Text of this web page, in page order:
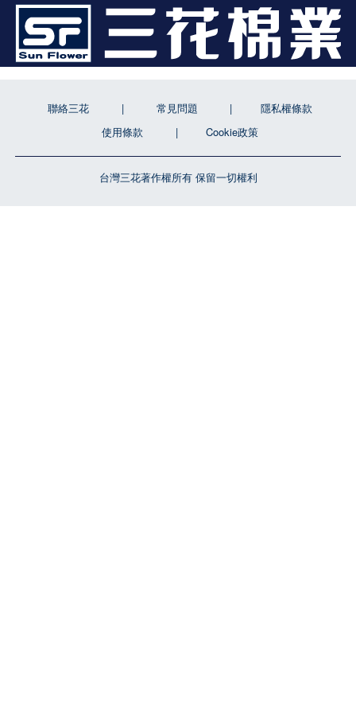
台灣三花著作權所有 保留一切權利
聯絡三花 常見問題
隱私權條款
使用條款
Cookie政策